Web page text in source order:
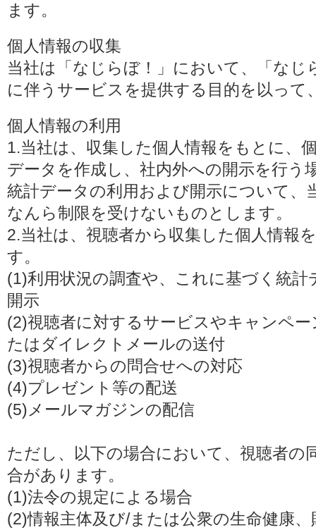
ます。
個人情報の収集
当社は「なじらぼ！」において、「な
に伴うサービスを提供する目的を以って
個人情報の利用
1.当社は、収集した個人情報をもとに、
データを作成し、社内外への開示を行う
統計データの利用および開示について、
なんら制限を受けないものとします。
2.当社は、視聴者から収集した個人情報
す。
(1)利用状況の調査や、これに基づく統
開示
(2)視聴者に対するサービスやキャンペ
たはダイレクトメールの送付
(3)視聴者からの問合せへの対応
(4)プレゼント等の配送
(5)メールマガジンの配信
ただし、以下の場合において、視聴者の
合があります。
(1)法令の規定による場合
(2)情報主体及び/または公衆の生命健康